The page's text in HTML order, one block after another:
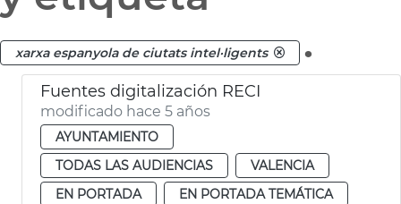
xarxa espanyola de ciutats intel·ligents .
Fuentes digitalización RECI
modificado hace 5 años
AYUNTAMIENTO
TODAS LAS AUDIENCIAS
VALENCIA
EN PORTADA
EN PORTADA TEMÁTICA